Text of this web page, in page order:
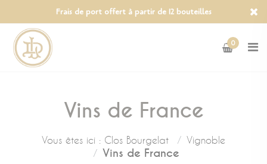
Frais de port offert à partir de 12 bouteilles
0
Vins de France
Vous êtes ici : Clos Bourgelat Vignoble
Vins de France
Panneau de gestion des cookies